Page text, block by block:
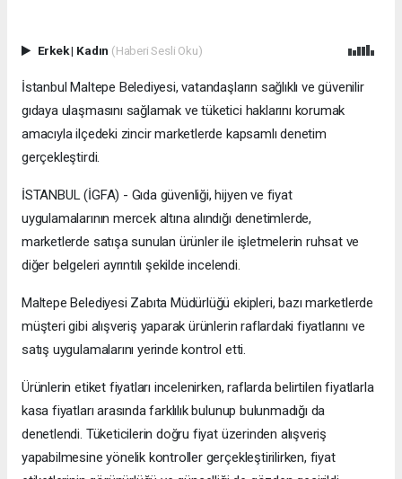
Erkek| Kadın (Haberi Sesli Oku)
İstanbul Maltepe Belediyesi, vatandaşların sağlıklı ve güvenilir
gıdaya ulaşmasını sağlamak ve tüketici haklarını korumak
amacıyla ilçedeki zincir marketlerde kapsamlı denetim
gerçekleştirdi.
İSTANBUL (İGFA) - Gıda güvenliği, hijyen ve fiyat
uygulamalarının mercek altına alındığı denetimlerde,
marketlerde satışa sunulan ürünler ile işletmelerin ruhsat ve
diğer belgeleri ayrıntılı şekilde incelendi.
Maltepe Belediyesi Zabıta Müdürlüğü ekipleri, bazı marketlerde
müşteri gibi alışveriş yaparak ürünlerin raflardaki fiyatlarını ve
satış uygulamalarını yerinde kontrol etti.
Ürünlerin etiket fiyatları incelenirken, raflarda belirtilen fiyatlarla
kasa fiyatları arasında farklılık bulunup bulunmadığı da
denetlendi. Tüketicilerin doğru fiyat üzerinden alışveriş
yapabilmesine yönelik kontroller gerçekleştirilirken, fiyat